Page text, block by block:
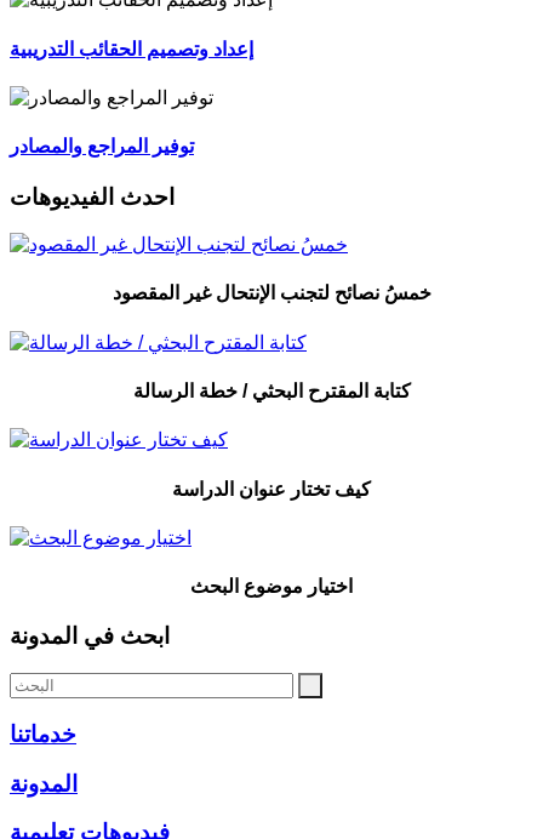
إعداد وتصميم الحقائب التدريبية
توفير المراجع والمصادر
احدث الفيديوهات
خمسُ نصائح لتجنب الإنتحال غير المقصود
كتابة المقترح البحثي / خطة الرسالة
كيف تختار عنوان الدراسة
اختيار موضوع البحث
ابحث في المدونة
خدماتنا
المدونة
فيديوهات تعليمية